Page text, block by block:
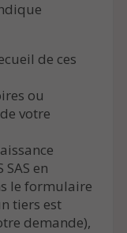
de ces
ou
votre
en
le formulaire
tiers est
demande),